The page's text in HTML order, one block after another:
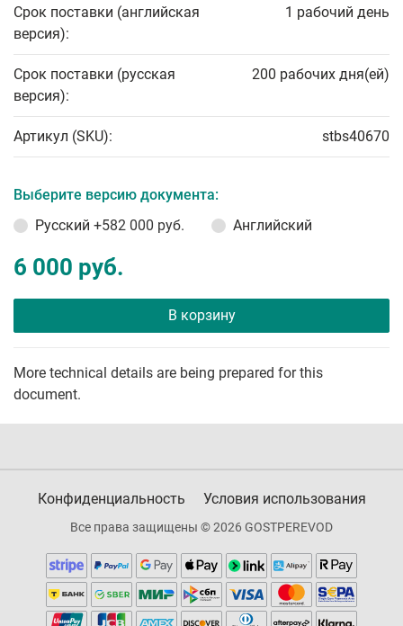
Срок поставки (английская
версия):
1 рабочий день
Срок поставки (русская
версия):
200 рабочих дня(ей)
Артикул (SKU): stbs40670
Выберите версию документа:
Русский +582 000 руб. Английский
6 000 руб.
В корзину
More technical details are being prepared for this
document.
Конфиденциальность Условия использования
Все права защищены © 2026 GOSTPEREVOD